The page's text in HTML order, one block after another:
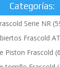
Categorías:
Serie NR
Frascold
Piston Frascold